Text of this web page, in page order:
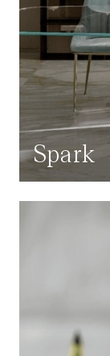
Spark